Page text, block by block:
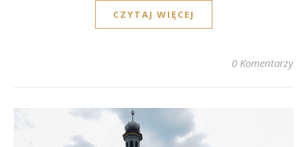
CZYTAJ WIĘCEJ
0 Komentarzy